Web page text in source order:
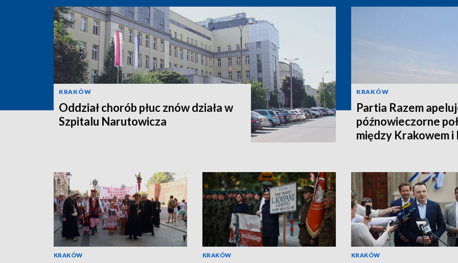
KRAKÓW
Oddział chorób płuc znów działa w
Szpitalu Narutowicza
KRAKÓW
Partia Razem
późnowieczorne
między Krakowem
KRAKÓW KRAKÓW KRAKÓW